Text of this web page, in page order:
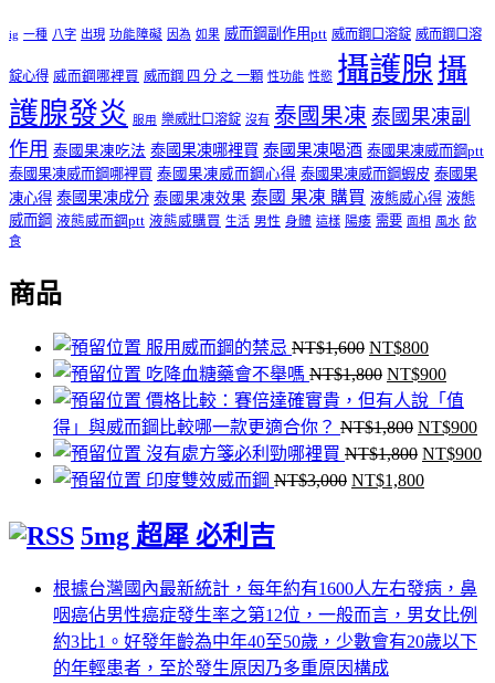
ig 一種 八字 出現 功能障礙 因為 如果 威而鋼副作用ptt 威而鋼口溶錠 威而鋼口溶
錠心得 威而鋼哪裡買 威而鋼 四 分 之 一顆 性功能 性慾 攝護腺 攝
護腺發炎
服用 樂威壯口溶錠 沒有 泰國果凍 泰國果凍副
作用 泰國果凍吃法 泰國果凍哪裡買 泰國果凍喝酒 泰國果凍威而鋼ptt
泰國果凍威而鋼哪裡買 泰國果凍威而鋼心得 泰國果凍威而鋼蝦皮 泰國果
凍心得 泰國果凍成分 泰國果凍效果 泰國 果凍 購買 液態威心得 液態
威而鋼 液態威而鋼ptt 液態威購買 生活 男性 身體 這樣 陽痿 需要 面相 風水 飲
食
商品
服用威而鋼的禁忌 NT$1,600 原
始
價
格：
NT$1,600。
NT$800目
前
價
格：
NT$800
吃降血糖藥會不舉嗎 NT$1,800 原
始
價
格：
NT$1,800。
NT$900目
前
價
格：
價格比較：賽倍達確實貴，但有人說「值
得」與威而鋼比較哪一款更適合你？ NT$1,800 原
始
價
NT$900目
前
沒有處方箋必利勁哪裡買 NT$1,800 原
始
NT$900
印度雙效威而鋼 NT$3,000 原
NT$3,000。
NT$1,800目
5mg 超犀 必利吉
根據台灣國內最新統計，每年約有1600人左右發病，鼻
咽癌佔男性癌症發生率之第12位，一般而言，男女比例
約3比1。好發年齡為中年40至50歲，少數會有20歲以下
的年輕患者，至於發生原因乃多重原因構成